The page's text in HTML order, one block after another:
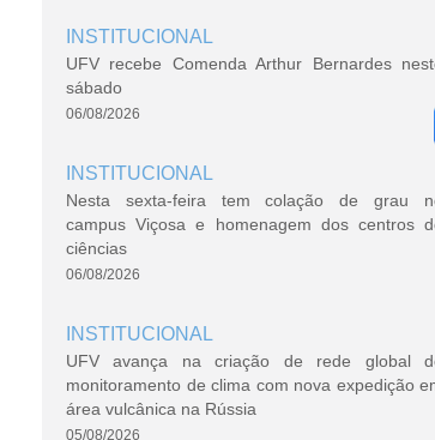
INSTITUCIONAL
UFV recebe Comenda Arthur Bernardes
sábado
06/08/2026
INSTITUCIONAL
Nesta sexta-feira tem colação de grau
campus Viçosa e homenagem dos centros
ciências
06/08/2026
INSTITUCIONAL
UFV avança na criação de rede global
monitoramento de clima com nova expedição
área vulcânica na Rússia
05/08/2026